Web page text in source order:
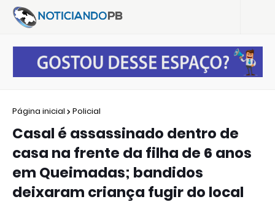
Página inicial Policial
Casal é assassinado dentro de
casa na frente da filha de 6 anos
em Queimadas; bandidos
deixaram criança fugir do local